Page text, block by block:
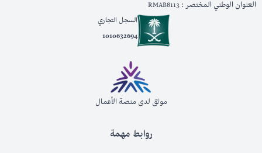
روابط مهمة
العنوان الوطني المختصر : RMAB8113
السجل التجاري
1010632694
موثق لدى منصة الأعمال